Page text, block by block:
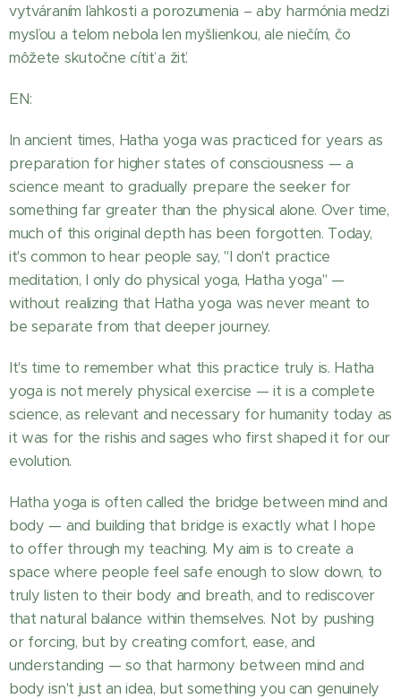
vytváraním ľahkosti a porozumenia – aby harmónia medzi
mysľou a telom nebola len myšlienkou, ale niečím, čo
môžete skutočne cítiť a žiť.
EN:
In ancient times, Hatha yoga was practiced for years as
preparation for higher states of consciousness — a
science meant to gradually prepare the seeker for
something far greater than the physical alone. Over time,
much of this original depth has been forgotten. Today,
it's common to hear people say, "I don't practice
meditation, I only do physical yoga, Hatha yoga" —
without realizing that Hatha yoga was never meant to
be separate from that deeper journey.
It's time to remember what this practice truly is. Hatha
yoga is not merely physical exercise — it is a complete
science, as relevant and necessary for humanity today as
it was for the rishis and sages who first shaped it for our
evolution.
Hatha yoga is often called the bridge between mind and
body — and building that bridge is exactly what I hope
to offer through my teaching. My aim is to create a
space where people feel safe enough to slow down, to
truly listen to their body and breath, and to rediscover
that natural balance within themselves. Not by pushing
or forcing, but by creating comfort, ease, and
understanding — so that harmony between mind and
body isn't just an idea, but something you can genuinely